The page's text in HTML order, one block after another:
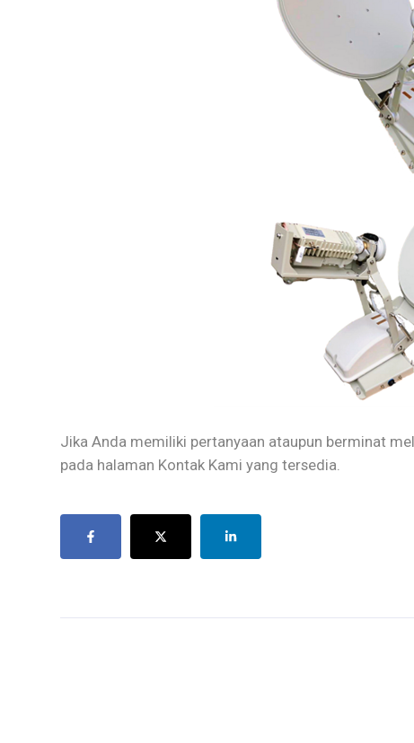
Jika Anda memiliki pertanyaan ataupun berminat
pada halaman Kontak Kami yang tersedia.